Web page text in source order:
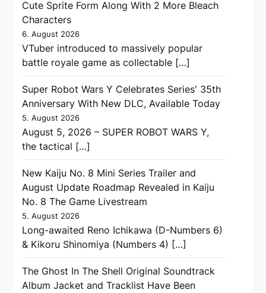
Cute Sprite Form Along With 2 More Bleach
Characters
6. August 2026
VTuber introduced to massively popular
battle royale game as collectable […]
Super Robot Wars Y Celebrates Series' 35th
Anniversary With New DLC, Available Today
5. August 2026
August 5, 2026 – SUPER ROBOT WARS Y,
the tactical […]
New Kaiju No. 8 Mini Series Trailer and
August Update Roadmap Revealed in Kaiju
No. 8 The Game Livestream
5. August 2026
Long-awaited Reno Ichikawa (D-Numbers 6)
& Kikoru Shinomiya (Numbers 4) […]
The Ghost In The Shell Original Soundtrack
Album Jacket and Tracklist Have Been